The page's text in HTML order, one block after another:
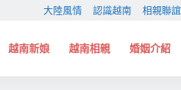
大陸風情 認識越南 相親聯誼
越南新娘 越南相親 婚姻介紹